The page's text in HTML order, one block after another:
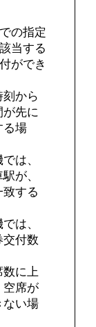
の指定
当する
ができ
から
が先に
る場
は、
が、
する
は、
交付数
数に上
空席が
ない場